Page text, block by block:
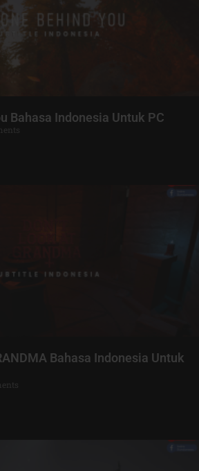
Bahasa Indonesia Untuk PC
Bahasa Indonesia Untuk